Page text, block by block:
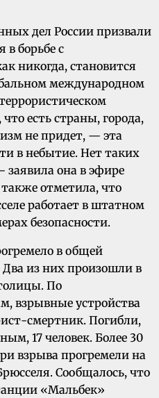
дел России призвали
в борьбе с
никогда, становится
международном
есть страны, города,
не придет, — эта
в небытие. Нет таких
заявила она в эфире
отметила, что
работает в штатном
безопасности.
в общей
из них произошли в
По
взрывные устройства
смертник. Погибли,
17 человек. Более 30
взрыва прогремели на
Сообщалось, что
«Мальбек»